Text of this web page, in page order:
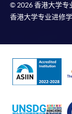
CFA會員,在金
行工作，於美
關證明文件；
可將上述文
3.
申請人可以
同是「香港大
人，以該
© 2026 香港大学专
香港大学专业进修